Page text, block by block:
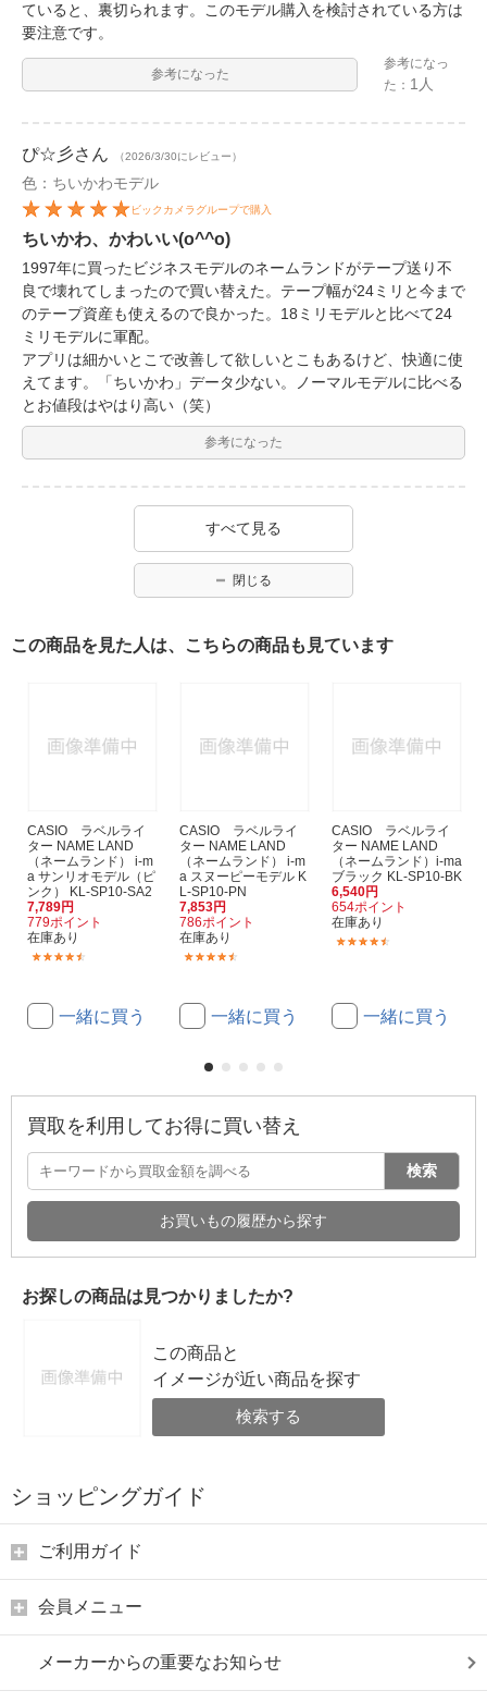
ていると、裏切られます。このモデル購入を検討されている方は
要注意です。
参考になった
参考になっ
た： 1人
ぴ☆彡さん （2026/3/30にレビュー）
色：ちいかわモデル
ビックカメラグループで購入
ちいかわ、かわいい(o^^o)
1997年に買ったビジネスモデルのネームランドがテープ送り不
良で壊れてしまったので買い替えた。テープ幅が24ミリと今まで
のテープ資産も使えるので良かった。18ミリモデルと比べて24
ミリモデルに軍配。
アプリは細かいとこで改善して欲しいとこもあるけど、快適に使
えてます。「ちいかわ」データ少ない。ノーマルモデルに比べる
とお値段はやはり高い（笑）
参考になった
すべて見る
閉じる
この商品を見た人は、こちらの商品も見ています
CASIO ラベルライ
ター NAME LAND
（ネームランド） i-m
a サンリオモデル（ピ
ンク） KL-SP10-SA2
7,789円
779ポイント
在庫あり
一緒に買う
CASIO ラベルライ
ター NAME LAND
（ネームランド） i-m
a スヌーピーモデル K
L-SP10-PN
7,853円
786ポイント
在庫あり
一緒に買う
CASIO ラベルライ
ター NAME LAND
（ネームランド）i-ma
ブラック KL-SP10-BK
6,540円
654ポイント
在庫あり
一緒に買う
買取を利用してお得に買い替え
検索
お買いもの履歴から探す
お探しの商品は見つかりましたか?
この商品と
イメージが近い商品を探す
検索する
ショッピングガイド
ご利用ガイド
会員メニュー
メーカーからの重要なお知らせ